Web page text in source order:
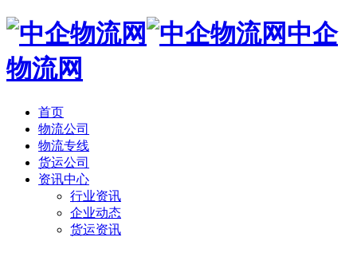
中企
物流网
首页
物流公司
物流专线
货运公司
资讯中心
行业资讯
企业动态
货运资讯